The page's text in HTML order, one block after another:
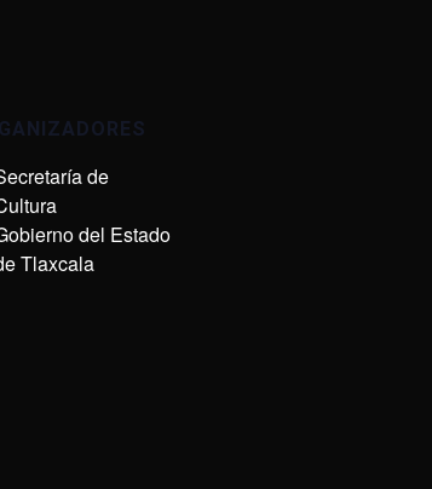
de
del Estado
Tlaxcala